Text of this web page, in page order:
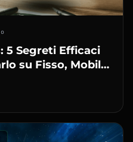
5 Segreti Efficaci
su Fisso, Mobile